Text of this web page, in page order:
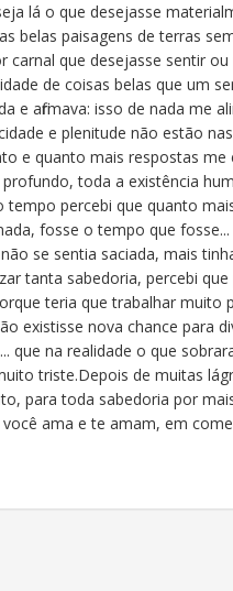
lá o que desejasse
belas paisagens de terras
que desejasse sentir ou
de coisas belas que um
afirmava: isso de nada me
e plenitude não estão
e quanto mais respostas me
toda a existência
percebi que quanto
fosse o tempo que
se sentia saciada, mais
tanta sabedoria, percebi
teria que trabalhar muito
existisse nova chance para
que na realidade o que
triste.Depois de muitas
para toda sabedoria por
ama e te amam, em